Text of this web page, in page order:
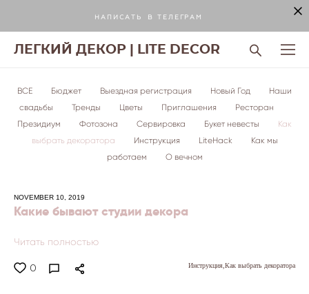
Н А П И С А Т Ь В Т Е Л Е Г Р А М
ЛЕГКИЙ ДЕКОР | LITE DECOR
ВСЕ Бюджет Выездная регистрация Новый Год
Наши
свадьбы
Тренды Цветы Приглашения
Ресторан
Президиум
Фотозона Сервировка Букет невесты
Как
выбрать декоратора
Инструкция LiteHack
Как мы
работаем
О вечном
Какие бывают студии декора
NOVEMBER 10, 2019
Читать полностью
0 Инструкция, Как выбрать декоратора